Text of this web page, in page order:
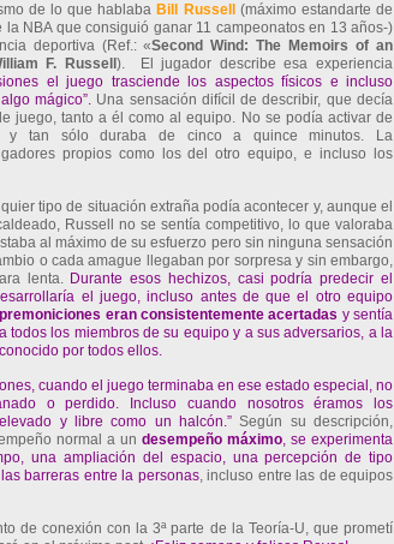
de lo que hablaba Bill Russell
(máximo estandarte de
la NBA que consiguió ganar 11 campeonatos en 13 años-)
deportiva (Ref.: «Second Wind: The Memoirs of an
F. Russell ). El jugador describe esa experiencia
el juego trasciende los aspectos físicos e incluso
mágico”. Una sensación difícil de describir, que decía
juego, tanto a él como al equipo. No se podía activar de
y tan sólo duraba de cinco a quince minutos. La
propios como los del otro equipo, e incluso los
tipo de situación extraña podía acontecer y, aunque el
Russell no se sentía competitivo, lo que valoraba
al máximo de su esfuerzo pero sin ninguna sensación
o cada amague llegaban por sorpresa y sin embargo,
lenta. Durante esos hechizos, casi podría predecir el
el juego, incluso antes de que el otro equipo
premoniciones eran consistentemente acertadas y sentía
todos los miembros de su equipo y a sus adversarios, a la
por todos ellos.
cuando el juego terminaba en ese estado especial, no
o perdido. Incluso cuando nosotros éramos los
y libre como un halcón.” Según su descripción,
normal a un desempeño máximo, se experimenta
una am­pliación del espacio, una percepción de tipo
barreras entre la personas, incluso entre las de equipos
de conexión con la 3ª parte de la Teoría-U, que prometí